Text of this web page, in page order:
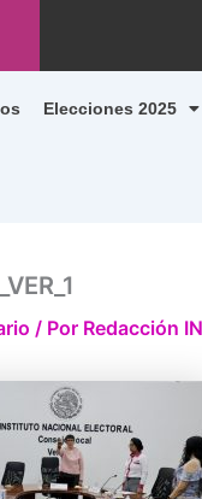
Elecciones 2025
/ Por Redacción